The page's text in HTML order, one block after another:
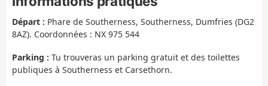
Départ : Phare de Southerness, Southerness, Dumfries (DG2
8AZ). Coordonnées : NX 975 544
Parking : Tu trouveras un parking gratuit et des toilettes
publiques à Southerness et Carsethorn.